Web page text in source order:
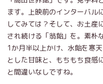
ます。上映前のインターバル
してみては？そして、お土産
され続ける「翁飴」を。素朴
1か月半以上かけ、水飴を寒
とした甘味と、もちもち食感
と間違いなしですね。